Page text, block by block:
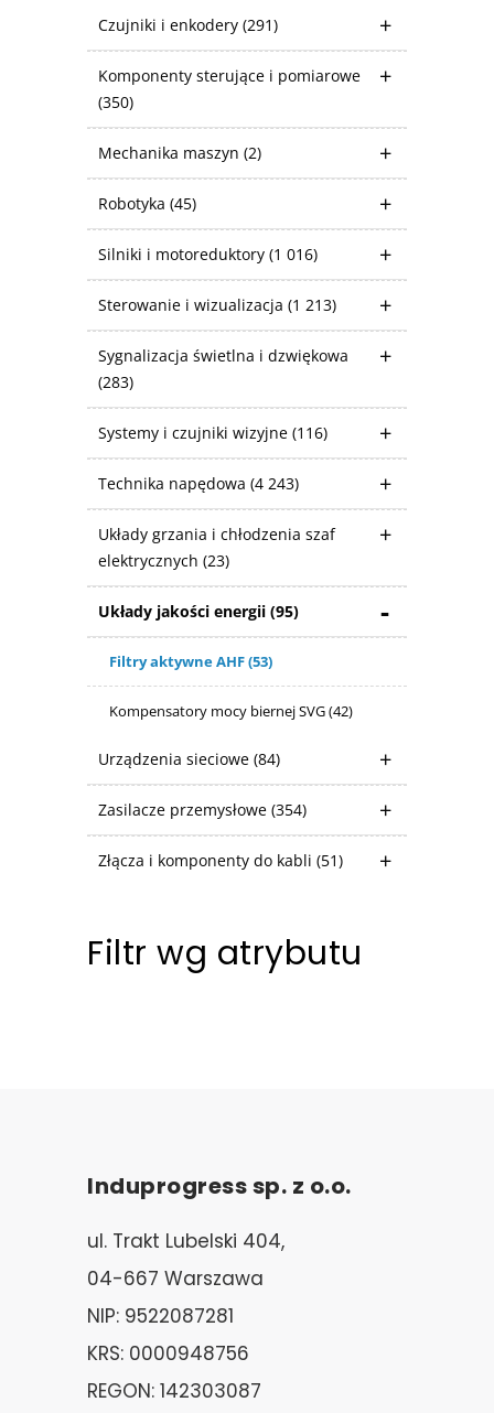
Czujniki i enkodery (291)
Komponenty sterujące i pomiarowe
(350)
Mechanika maszyn (2)
Robotyka (45)
Silniki i motoreduktory (1 016)
Sterowanie i wizualizacja (1 213)
Sygnalizacja świetlna i dzwiękowa
(283)
Systemy i czujniki wizyjne (116)
Technika napędowa (4 243)
Układy grzania i chłodzenia szaf
elektrycznych (23)
Układy jakości energii (95)
Filtry aktywne AHF(53)
Kompensatory mocy biernej SVG(42)
Urządzenia sieciowe (84)
Zasilacze przemysłowe (354)
Złącza i komponenty do kabli (51)
Filtr wg atrybutu
Induprogress sp. z o.o.
ul. Trakt Lubelski 404,
04-667 Warszawa
NIP: 9522087281
KRS: 0000948756
REGON: 142303087